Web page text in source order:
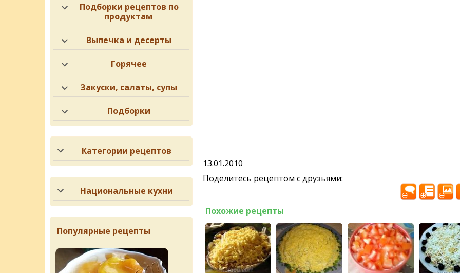
13.01.2010
Поделитесь рецептом с друзьями:
Похожие рецепты
Подборки рецептов по
продуктам
Выпечка и десерты
Горячее
Закуски, салаты, супы
Подборки
Категории рецептов
Национальные кухни
Популярные рецепты